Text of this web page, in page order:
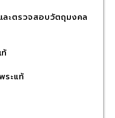
รวจสอบวัตถุมงคล
ะแท้